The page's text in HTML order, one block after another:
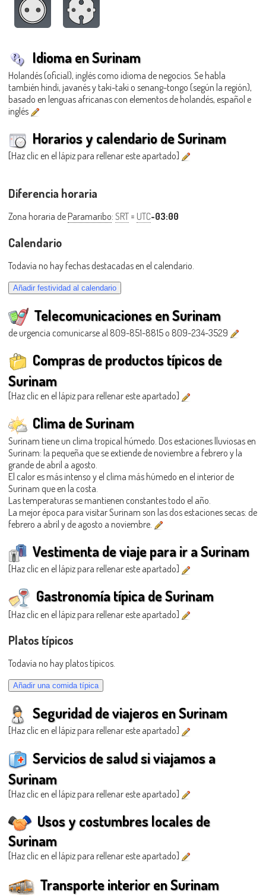
Idioma en Surinam
Holandés (oficial), inglés como idioma de negocios. Se habla
también hindi, javanés y taki-taki o senang-tongo (según la región),
basado en lenguas africanas con elementos de holandés, español e
inglés
Horarios y calendario de Surinam
[Haz clic en el lápiz para rellenar este apartado]
Diferencia horaria
Zona horaria de Paramaribo: SRT = UTC-03:00
Calendario
Todavía no hay fechas destacadas en el calendario.
Telecomunicaciones en Surinam
de urgencia comunicarse al 809-851-8815 o 809-234-3529
Compras de productos típicos de
Surinam
[Haz clic en el lápiz para rellenar este apartado]
Clima de Surinam
Surinam tiene un clima tropical húmedo. Dos estaciones lluviosas en
Surinam: la pequeña que se extiende de noviembre a febrero y la
grande de abril a agosto.
El calor es más intenso y el clima más húmedo en el interior de
Surinam que en la costa.
Las temperaturas se mantienen constantes todo el año.
La mejor época para visitar Surinam son las dos estaciones secas: de
febrero a abril y de agosto a noviembre.
Vestimenta de viaje para ir a Surinam
[Haz clic en el lápiz para rellenar este apartado]
Gastronomía típica de Surinam
[Haz clic en el lápiz para rellenar este apartado]
Platos típicos
Todavía no hay platos típicos.
Seguridad de viajeros en Surinam
[Haz clic en el lápiz para rellenar este apartado]
Servicios de salud si viajamos a
Surinam
[Haz clic en el lápiz para rellenar este apartado]
Usos y costumbres locales de
Surinam
[Haz clic en el lápiz para rellenar este apartado]
Transporte interior en Surinam